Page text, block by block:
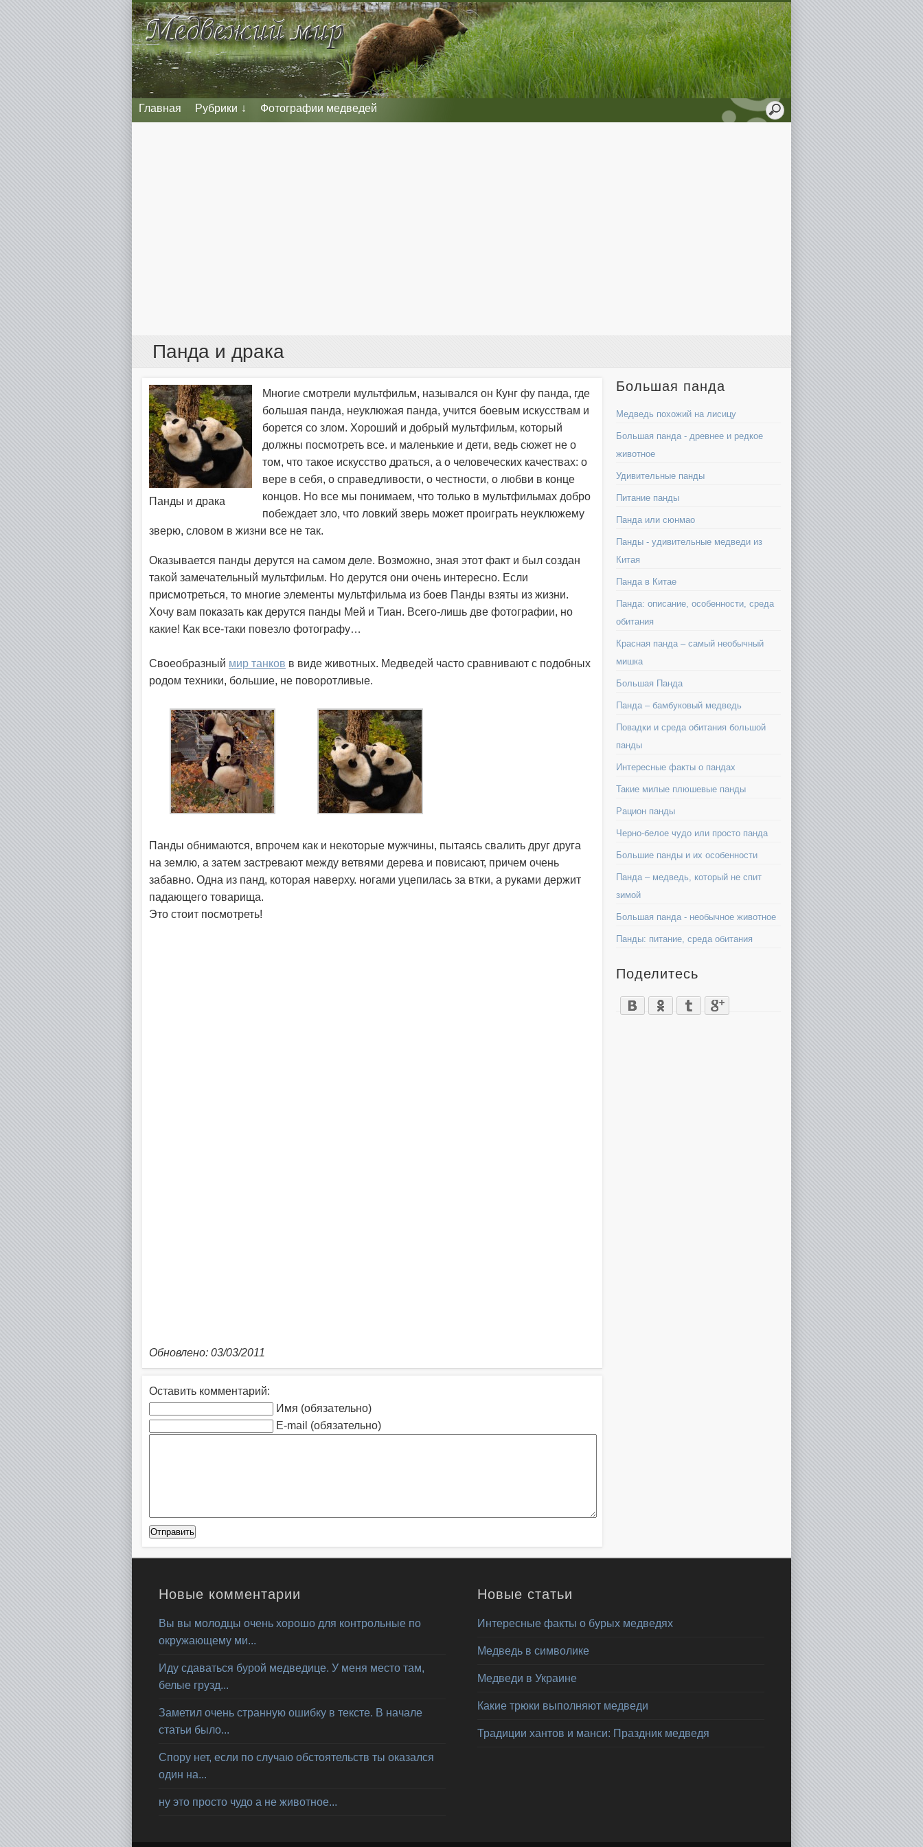
Главная Рубрики Фотографии медведей
Панда и драка
Панды и драка
Многие смотрели мультфильм, назывался он Кунг фу панда, где
большая панда, неуклюжая панда, учится боевым искусствам и
борется со злом. Хороший и добрый мультфильм, который
должны посмотреть все. и маленькие и дети, ведь сюжет не о
том, что такое искусство драться, а о человеческих качествах: о
вере в себя, о справедливости, о честности, о любви в конце
концов. Но все мы понимаем, что только в мультфильмах добро
побеждает зло, что ловкий зверь может проиграть неуклюжему
зверю, словом в жизни все не так.
Оказывается панды дерутся на самом деле. Возможно, зная этот факт и был создан
такой замечательный мультфильм. Но дерутся они очень интересно. Если
присмотреться, то многие элементы мультфильма из боев Панды взяты из жизни.
Хочу вам показать как дерутся панды Мей и Тиан. Всего-лишь две фотографии, но
какие! Как все-таки повезло фотографу…
Своеобразный мир танков в виде животных. Медведей часто сравнивают с подобных
родом техники, большие, не поворотливые.
Панды обнимаются, впрочем как и некоторые мужчины, пытаясь свалить друг друга
на землю, а затем застревают между ветвями дерева и повисают, причем очень
забавно. Одна из панд, которая наверху. ногами уцепилась за втки, а руками держит
падающего товарища.
Это стоит посмотреть!
Обновлено: 03/03/2011
Оставить комментарий:
Имя (обязательно)
E-mail (обязательно)
Большая панда
Медведь похожий на лисицу
Большая панда - древнее и редкое
животное
Удивительные панды
Питание панды
Панда или сюнмао
Панды - удивительные медведи из
Китая
Панда в Китае
Панда: описание, особенности, среда
обитания
Красная панда – самый необычный
мишка
Большая Панда
Панда – бамбуковый медведь
Повадки и среда обитания большой
панды
Интересные факты о пандах
Такие милые плюшевые панды
Рацион панды
Черно-белое чудо или просто панда
Большие панды и их особенности
Панда – медведь, который не спит
зимой
Большая панда - необычное животное
Панды: питание, среда обитания
Поделитесь
Новые комментарии
Вы вы молодцы очень хорошо для контрольные по
окружающему ми...
Иду сдаваться бурой медведице. У меня место там,
белые грузд...
Заметил очень странную ошибку в тексте. В начале
статьи было...
Спору нет, если по случаю обстоятельств ты оказался
один на...
ну это просто чудо а не животное...
Новые статьи
Интересные факты о бурых медведях
Медведь в символике
Медведи в Украине
Какие трюки выполняют медведи
Традиции хантов и манси: Праздник медведя